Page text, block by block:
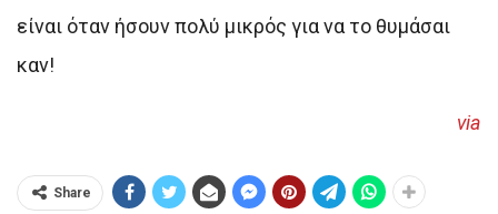
είναι όταν ήσουν πολύ μικρός για να το θυμάσαι
καν!
via
Share